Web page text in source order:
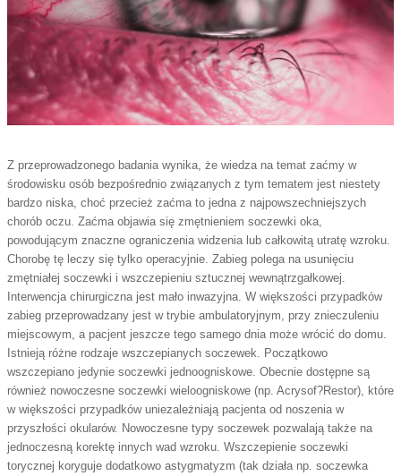
Z przeprowadzonego badania wynika, że wiedza na temat zaćmy w
środowisku osób bezpośrednio związanych z tym tematem jest niestety
bardzo niska, choć przecież zaćma to jedna z najpowszechniejszych
chorób oczu. Zaćma objawia się zmętnieniem soczewki oka,
powodującym znaczne ograniczenia widzenia lub całkowitą utratę wzroku.
Chorobę tę leczy się tylko operacyjnie. Zabieg polega na usunięciu
zmętniałej soczewki i wszczepieniu sztucznej wewnątrzgałkowej.
Interwencja chirurgiczna jest mało inwazyjna. W większości przypadków
zabieg przeprowadzany jest w trybie ambulatoryjnym, przy znieczuleniu
miejscowym, a pacjent jeszcze tego samego dnia może wrócić do domu.
Istnieją różne rodzaje wszczepianych soczewek. Początkowo
wszczepiano jedynie soczewki jednoogniskowe. Obecnie dostępne są
również nowoczesne soczewki wieloogniskowe (np. Acrysof?Restor), które
w większości przypadków uniezależniają pacjenta od noszenia w
przyszłości okularów. Nowoczesne typy soczewek pozwalają także na
jednoczesną korektę innych wad wzroku. Wszczepienie soczewki
torycznej koryguje dodatkowo astygmatyzm (tak działa np. soczewka